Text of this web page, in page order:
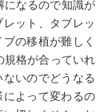
になるので知識が
ット、タブレッ
の移植が難しく
規格が合っていれ
いのでどうなる
よって変わるの